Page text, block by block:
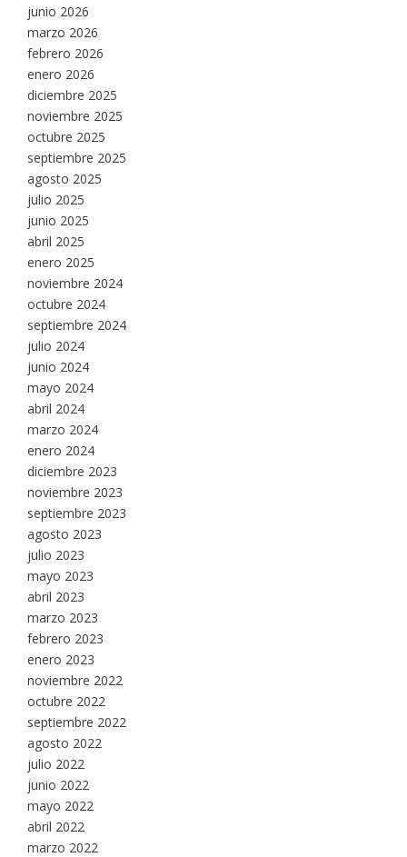
junio 2026
marzo 2026
febrero 2026
enero 2026
diciembre 2025
noviembre 2025
octubre 2025
septiembre 2025
agosto 2025
julio 2025
junio 2025
abril 2025
enero 2025
noviembre 2024
octubre 2024
septiembre 2024
julio 2024
junio 2024
mayo 2024
abril 2024
marzo 2024
enero 2024
diciembre 2023
noviembre 2023
septiembre 2023
agosto 2023
julio 2023
mayo 2023
abril 2023
marzo 2023
febrero 2023
enero 2023
noviembre 2022
octubre 2022
septiembre 2022
agosto 2022
julio 2022
junio 2022
mayo 2022
abril 2022
marzo 2022